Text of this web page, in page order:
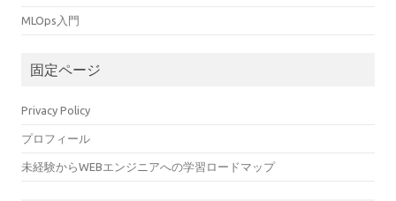
MLOps入門
固定ページ
Privacy Policy
プロフィール
未経験からWEBエンジニアへの学習ロードマップ